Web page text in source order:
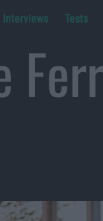
Interviews Tests